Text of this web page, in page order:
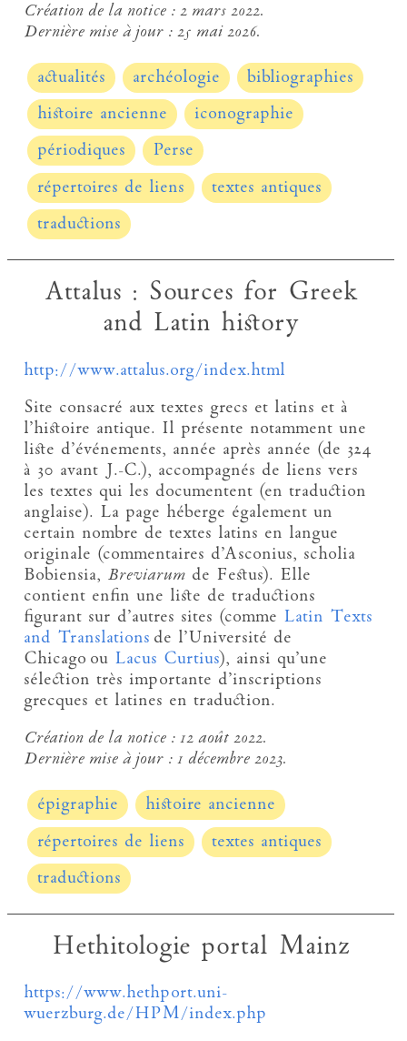
Création de la notice :2 mars 2022.
Dernière mise à jour :25 mai 2026.
actualités archéologie
bibliographies
histoire ancienne
iconographie
périodiques
Perse
répertoires de liens
textes antiques
traductions
Attalus : Sources for Greek
and Latin history
http://www.attalus.org/index.html
Site consacré aux textes grecs et latins et à
l’histoire antique. Il présente notamment une
liste d’événements, année après année (de 324
à 30 avant J.-C.), accompagnés de liens vers
les textes qui les documentent (en traduction
anglaise). La page héberge également un
certain nombre de textes latins en langue
originale (commentaires d’Asconius, scholia
Bobiensia, Breviarum de Festus). Elle
contient enfin une liste de traductions
figurant sur d’autres sites (comme Latin Texts
and Translations de l’Université de
Chicago ou Lacus Curtius), ainsi qu’une
sélection très importante d’inscriptions
grecques et latines en traduction.
Création de la notice :12 août 2022.
Dernière mise à jour :1 décembre 2023.
épigraphie
histoire ancienne
répertoires de liens
textes antiques
traductions
Hethitologie portal Mainz
https://www.hethport.uni-
wuerzburg.de/HPM/index.php